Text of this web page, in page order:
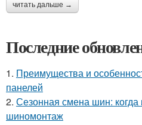
читать дальше →
Последние
1. Преимущества и
панелей
2. Сезонная смена шин:
шиномонтаж